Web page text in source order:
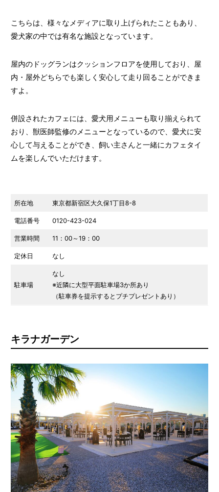
こちらは、様々なメディアに取り上げられたこともあり、
愛犬家の中では有名な施設となっています。
屋内のドッグランはクッションフロアを使用しており、屋
内・屋外どちらでも楽しく安心して走り回ることができま
すよ。
併設されたカフェには、愛犬用メニューも取り揃えられて
おり、獣医師監修のメニューとなっているので、愛犬に安
心して与えることができ、飼い主さんと一緒にカフェタイ
ムを楽しんでいただけます。
所在地 東京都新宿区大久保1丁目8-8
電話番号 0120-423-024
営業時間 11：00～19：00
定休日 なし
駐車場
なし
※近隣に大型平面駐車場3か所あり
（駐車券を提示するとプチプレゼントあり）
キラナガーデン